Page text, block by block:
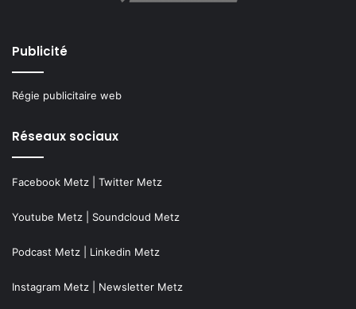
Publicité
Régie publicitaire web
Réseaux sociaux
Facebook Metz Twitter Metz
Youtube Metz Soundcloud Metz
Podcast Metz Linkedin Metz
Instagram Metz Newsletter Metz